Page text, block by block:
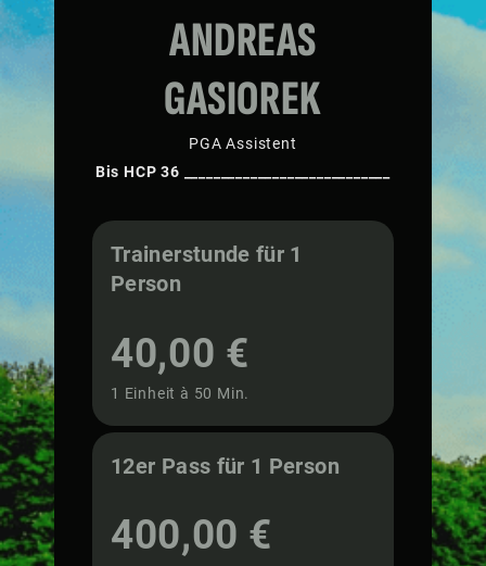
ANDREAS
GASIOREK
PGA Assistent
Bis HCP 36 ____________________________
Trainerstunde für 1
Person
40,00 €
1 Einheit à 50 Min.
12er Pass für 1 Person
400,00 €